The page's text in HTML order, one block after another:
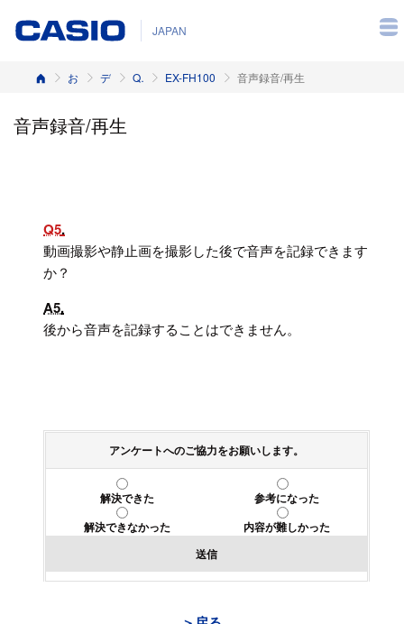
JAPAN
ホーム お客様サポート デジタルカメラ Q&A（よくある質問と答え） EX-FH100 音声録音/再生
音声録音/再生
Q5
動画撮影や静止画を撮影した後で音声を記録できます
か？
A5
後から音声を記録することはできません。
アンケートへのご協力をお願いします。
解決できた
参考になった
解決できなかった
内容が難しかった
送信